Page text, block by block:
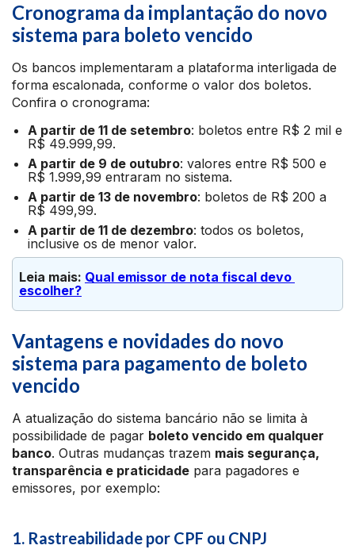
Cronograma da implantação do novo
sistema para boleto vencido
Os bancos implementaram a plataforma interligada de
forma escalonada, conforme o valor dos boletos.
Confira o cronograma:
A partir de 11 de setembro: boletos entre R$ 2 mil e
R$ 49.999,99.
A partir de 9 de outubro: valores entre R$ 500 e
R$ 1.999,99 entraram no sistema.
A partir de 13 de novembro: boletos de R$ 200 a
R$ 499,99.
A partir de 11 de dezembro: todos os boletos,
inclusive os de menor valor.
Leia mais: Qual emissor de nota fiscal devo
escolher?
Vantagens e novidades do novo
sistema para pagamento de boleto
vencido
A atualização do sistema bancário não se limita à
possibilidade de pagar boleto vencido em qualquer
banco. Outras mudanças trazem mais segurança,
transparência e praticidade para pagadores e
emissores, por exemplo:
1. Rastreabilidade por CPF ou CNPJ